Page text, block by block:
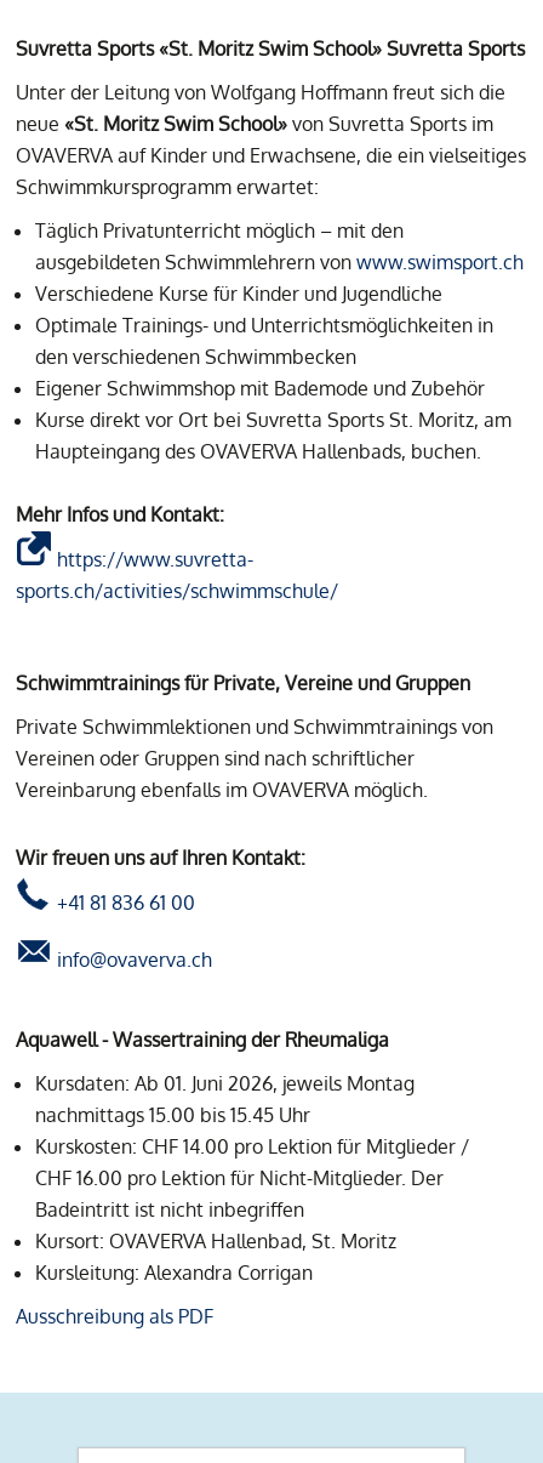
Suvretta Sports«St. Moritz Swim School» Suvretta Sports
Unter der Leitung von Wolfgang Hoffmann freut sich die
neue«St. Moritz Swim School» von Suvretta Sports im
OVAVERVA auf Kinder und Erwachsene, die ein vielseitiges
Schwimmkursprogramm erwartet:
Täglich Privatunterricht möglich – mit den
ausgebildeten Schwimmlehrern vonwww.swimsport.ch
Verschiedene Kurse für Kinder und Jugendliche
Optimale Trainings- und Unterrichtsmöglichkeiten in
den verschiedenen Schwimmbecken
Eigener Schwimmshop mit Bademode und Zubehör
Kurse direkt vor Ort bei Suvretta Sports St. Moritz, am
Haupteingang des OVAVERVA Hallenbads, buchen.
Mehr Infos und Kontakt:
https://www.suvretta-
sports.ch/activities/schwimmschule/
Schwimmtrainings für Private, Vereine und Gruppen
Private Schwimmlektionen und Schwimmtrainings von
Vereinen oder Gruppen sind nach schriftlicher
Vereinbarung ebenfalls im OVAVERVA möglich.
Wir freuen uns auf Ihren Kontakt:
+41 81 836 61 00
info@ovaverva.ch
Aquawell - Wassertraining der Rheumaliga
Kursdaten: Ab 01. Juni 2026, jeweils Montag
nachmittags 15.00 bis 15.45 Uhr
Kurskosten: CHF 14.00 pro Lektion für Mitglieder /
CHF 16.00 pro Lektion für Nicht-Mitglieder. Der
Badeintritt ist nicht inbegriffen
Kursort: OVAVERVA Hallenbad, St. Moritz
Kursleitung: Alexandra Corrigan
Ausschreibung als PDF